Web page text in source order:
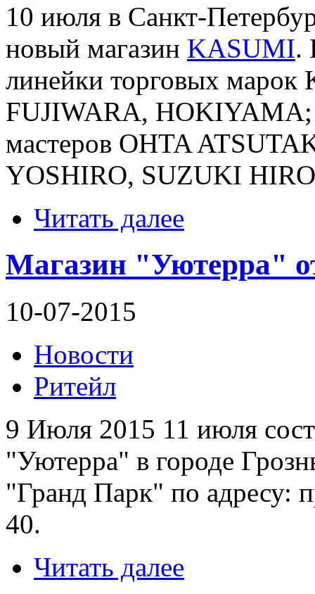
10 июля в Санкт-
новый магазин KASUMI.
линейки торговых
FUJIWARA, HOKIYAMA;
мастеров OHTA
YOSHIRO, SUZUKI
Читать далее
Магазин "Уютерра"
10-07-2015
Новости
Ритейл
9 Июля 2015 11 июля
"Уютерра" в городе
"Гранд Парк" по адресу:
40.
Читать далее